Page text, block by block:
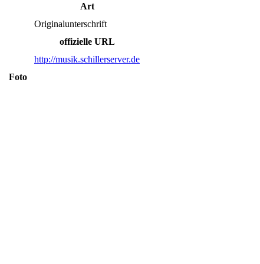
Art
Originalunterschrift
offizielle URL
http://musik.schillerserver.de
Foto